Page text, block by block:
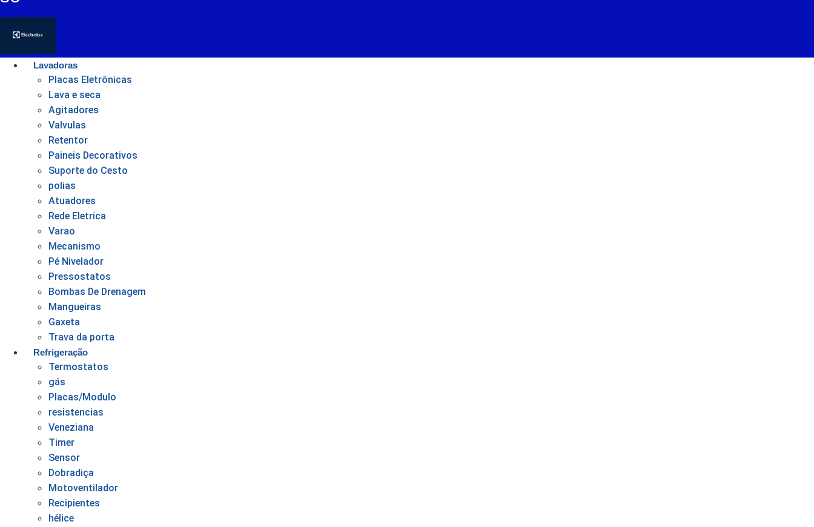
Lavadoras
Placas Eletrônicas
Lava e seca
Agitadores
Valvulas
Retentor
Paineis Decorativos
Suporte do Cesto
polias
Atuadores
Rede Eletrica
Varao
Mecanismo
Pé Nivelador
Pressostatos
Bombas De Drenagem
Mangueiras
Gaxeta
Trava da porta
Refrigeração
Termostatos
gás
Placas/Modulo
resistencias
Veneziana
Timer
Sensor
Dobradiça
Motoventilador
Recipientes
hélice